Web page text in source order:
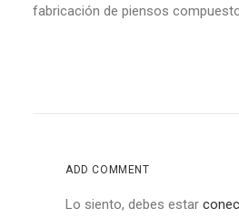
fabricación de piensos
ADD COMMENT
Lo siento, debes estar